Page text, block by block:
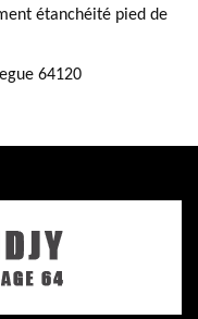
étanchéité pied de
64120